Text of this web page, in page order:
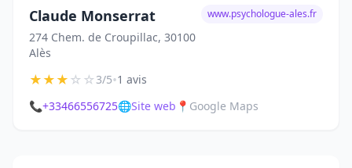
Claude Monserrat
274 Chem. de Croupillac, 30100
Alès
www.psychologue-ales.fr
★★★☆☆3/5•1 avis
📞+33466556725🌐Site web 📍 Google Maps